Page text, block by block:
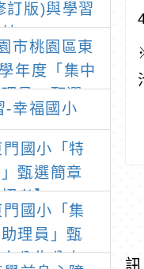
訂版)與學習
市桃園區東
年度「集中
員」甄選
-幸福國小
國小「特
甄選簡章
考】
國小「集
理員」甄
公告分次